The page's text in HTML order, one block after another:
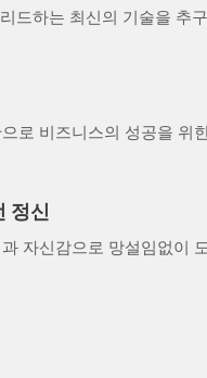
드하는 최신의 기술을 추
로 비즈니스의 성공을 위
정신
자신감으로 망설임없이